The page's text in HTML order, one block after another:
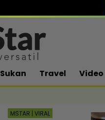
Sukan Travel Video
MSTAR | VIRAL